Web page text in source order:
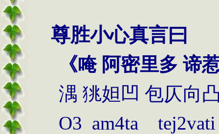
尊胜小心真言曰
《唵 阿密里多 谛
湡 狣妲凹 包仄向
O3 am4ta